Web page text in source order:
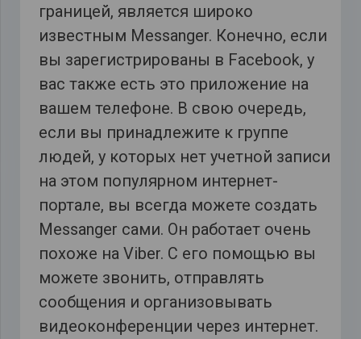
границей, является широко
известным Messanger. Конечно, если
вы зарегистрированы в Facebook, у
вас также есть это приложение на
вашем телефоне. В свою очередь,
если вы принадлежите к группе
людей, у которых нет учетной записи
на этом популярном интернет-
портале, вы всегда можете создать
Messanger сами. Он работает очень
похоже на Viber. С его помощью вы
можете звонить, отправлять
сообщения и организовывать
видеоконференции через интернет.